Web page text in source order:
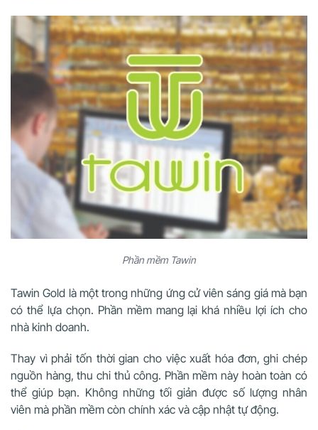
Phần mềm Tawin
Tawin Gold là một trong những ứng cử viên sáng giá mà bạn
có thể lựa chọn. Phần mềm mang lại khá nhiều lợi ích cho
nhà kinh doanh.
Thay vì phải tốn thời gian cho việc xuất hóa đơn, ghi chép
nguồn hàng, thu chi thủ công. Phần mềm này hoàn toàn có
thể giúp bạn. Không những tối giản được số lượng nhân
viên mà phần mềm còn chính xác và cập nhật tự động.